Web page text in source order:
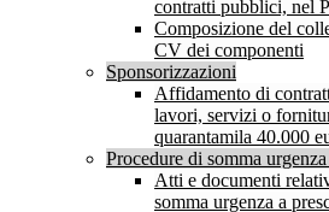
contratti pubblici, nel
Composizione del
CV dei componenti
Sponsorizzazioni
Affidamento di
lavori, servizi o
quarantamila 40.000
Procedure di somma
Atti e documenti
somma urgenza a